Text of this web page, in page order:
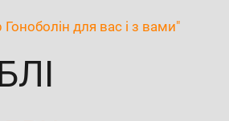
для вас і з вами"